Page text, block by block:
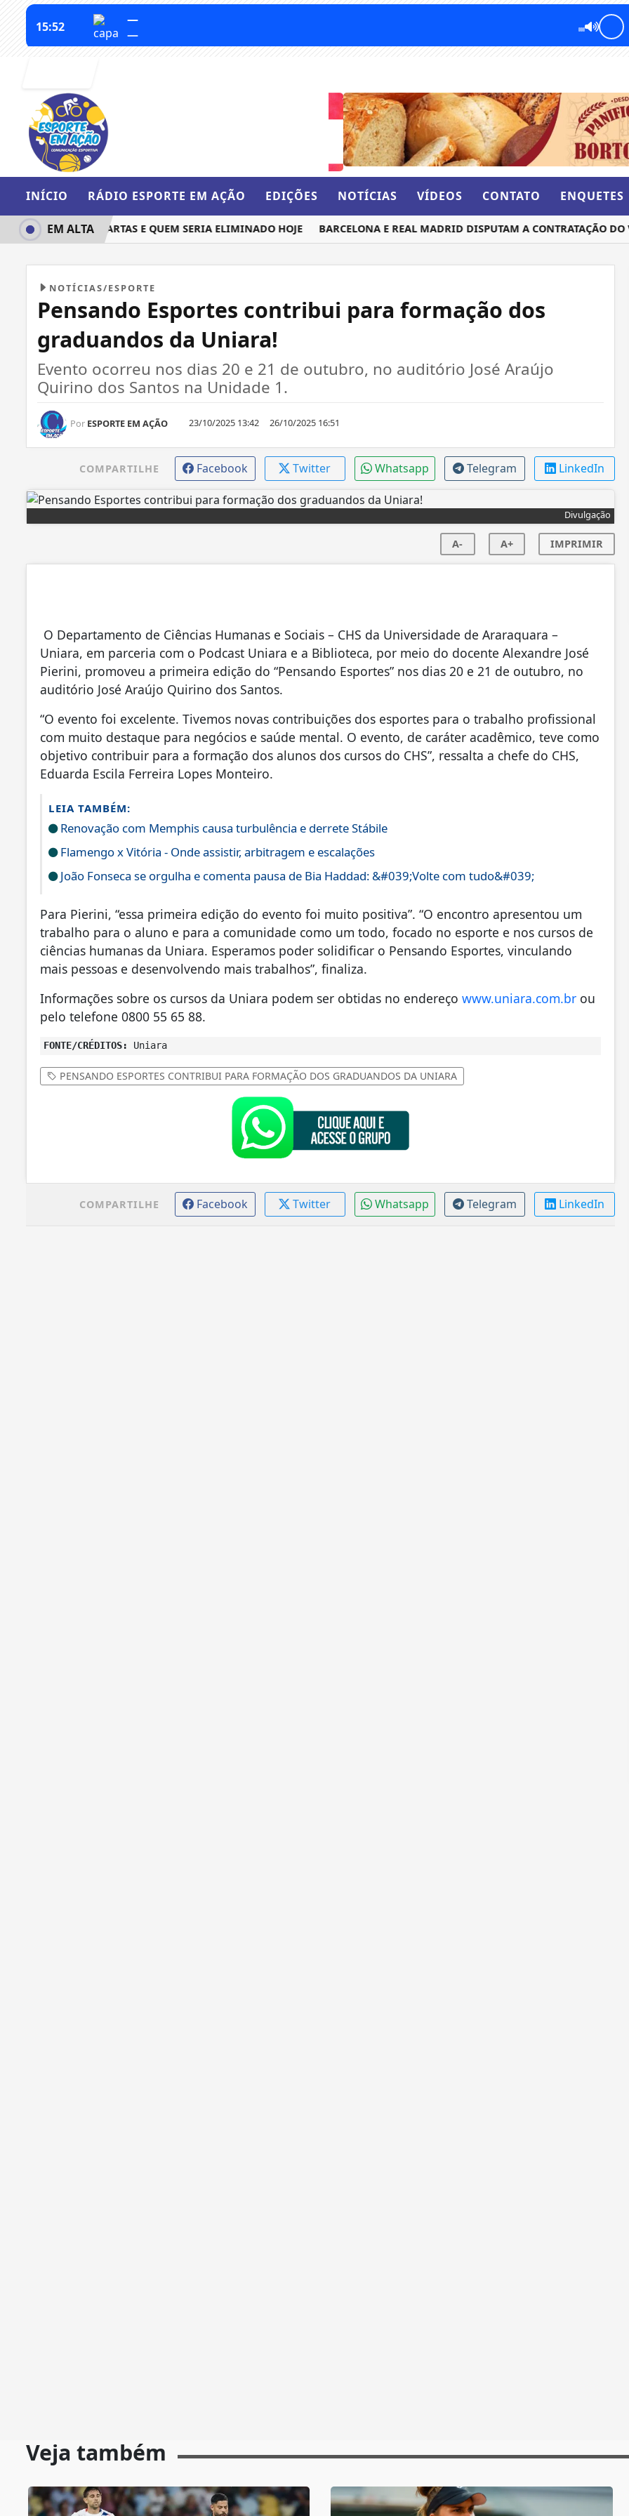
INÍCIO RÁDIO ESPORTE EM AÇÃO EDIÇÕES NOTÍCIAS VÍDEOS CONTATO ENQUETES
IRIA ÀS QUARTAS E QUEM SERIA ELIMINADO HOJE BARCELONA E REAL MADRID DISPUTAM A CONTRATAÇÃO DO
EM ALTA
NOTÍCIAS/ESPORTE
Pensando Esportes contribui para formação dos
graduandos da Uniara!
Evento ocorreu nos dias 20 e 21 de outubro, no auditório José Araújo
Quirino dos Santos na Unidade 1.
Por ESPORTE EM AÇÃO 23/10/2025 13:42 26/10/2025 16:51
COMPARTILHE Facebook Twitter Whatsapp Telegram LinkedIn
Divulgação
A- A+ IMPRIMIR
O Departamento de Ciências Humanas e Sociais – CHS da Universidade de Araraquara –
Uniara, em parceria com o Podcast Uniara e a Biblioteca, por meio do docente Alexandre José
Pierini, promoveu a primeira edição do “Pensando Esportes” nos dias 20 e 21 de outubro, no
auditório José Araújo Quirino dos Santos.
“O evento foi excelente. Tivemos novas contribuições dos esportes para o trabalho profissional
com muito destaque para negócios e saúde mental. O evento, de caráter acadêmico, teve como
objetivo contribuir para a formação dos alunos dos cursos do CHS”, ressalta a chefe do CHS,
Eduarda Escila Ferreira Lopes Monteiro.
LEIA TAMBÉM:
Renovação com Memphis causa turbulência e derrete Stábile
Flamengo x Vitória - Onde assistir, arbitragem e escalações
João Fonseca se orgulha e comenta pausa de Bia Haddad: &#039;Volte com tudo&#039;
Para Pierini, “essa primeira edição do evento foi muito positiva”. “O encontro apresentou um
trabalho para o aluno e para a comunidade como um todo, focado no esporte e nos cursos de
ciências humanas da Uniara. Esperamos poder solidificar o Pensando Esportes, vinculando
mais pessoas e desenvolvendo mais trabalhos”, finaliza.
Informações sobre os cursos da Uniara podem ser obtidas no endereço www.uniara.com.br ou
pelo telefone 0800 55 65 88.
FONTE/CRÉDITOS: Uniara
PENSANDO ESPORTES CONTRIBUI PARA FORMAÇÃO DOS GRADUANDOS DA UNIARA
COMPARTILHE Facebook Twitter Whatsapp Telegram LinkedIn
Veja também